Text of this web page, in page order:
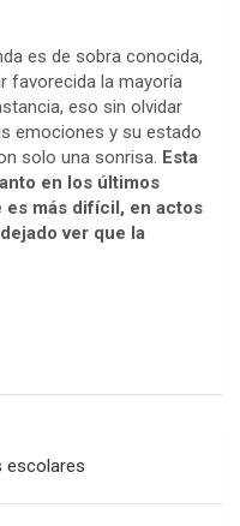
es de sobra conocida,
favorecida la mayoría
eso sin olvidar
emociones y su estado
solo una sonrisa. Esta
en los últimos
es más difícil, en actos
ver que la
escolares